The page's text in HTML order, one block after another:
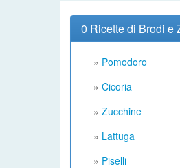
0 Ricette di Brodi e
» Pomodoro
» Cicoria
» Zucchine
» Lattuga
» Piselli